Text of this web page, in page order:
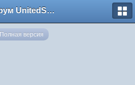
Форум UnitedSouth
Полная версия